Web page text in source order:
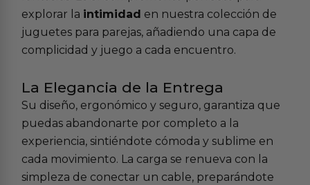
explorar la intimidad en nuestra colección de
juguetes para parejas, añadiendo una capa de
complicidad y juego a cada encuentro.
La Elegancia de la Entrega
Su diseño, ergonómico y seguro, garantiza que
puedas abandonarte por completo a la
experiencia, sintiéndote cómoda y sublime en
cada movimiento. La carga se renueva con la
simpleza de conectar un cable, preparándote